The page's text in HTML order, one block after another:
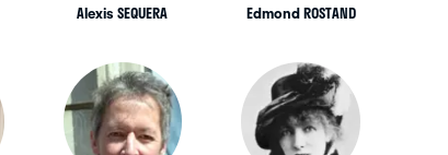
Alexis SEQUERA Edmond ROSTAND